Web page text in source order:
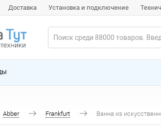
Доставка Установка и подключение
Abber Frankfurt Ванна из